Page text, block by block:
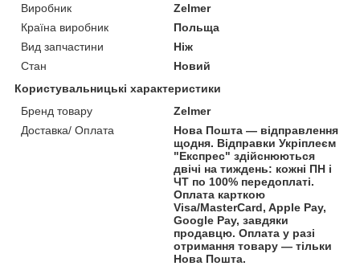
Виробник
Zelmer
Країна виробник
Польща
Вид запчастини
Ніж
Стан
Новий
Користувальницькі характеристики
Бренд товару
Zelmer
Доставка/ Оплата
Нова Пошта — відправлення
щодня. Відправки Укріплеєм
"Експрес" здійснюються
двічі на тиждень: кожні ПН і
ЧТ по 100% передоплаті.
Оплата карткою
Visa/MasterCard, Apple Pay,
Google Pay, завдяки
продавцю. Оплата у разі
отримання товару — тільки
Нова Пошта.